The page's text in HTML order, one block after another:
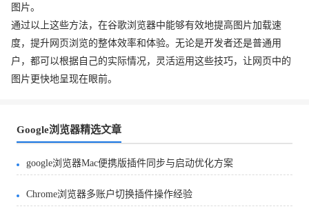
图片。
通过以上这些方法，在谷歌浏览器中能够有效地提高图片加载速
度，提升网页浏览的整体效率和体验。无论是开发者还是普通用
户，都可以根据自己的实际情况，灵活运用这些技巧，让网页中的
图片更快地呈现在眼前。
Google浏览器精选文章
google浏览器Mac便携版插件同步与启动优化方案
Chrome浏览器多账户切换插件操作经验